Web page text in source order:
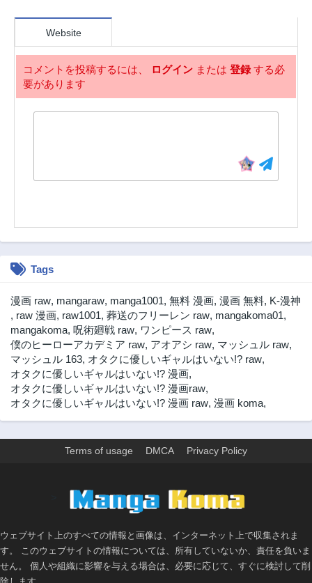
第344話
3ヶ月前
第342話
3ヶ月前
第341話
3ヶ月前
第340話
3ヶ月前 3ヶ月前
第330話
第328話
3ヶ月前
第327話
3ヶ月前
第326話
3ヶ月前
第325話
3ヶ月前
第324話
3ヶ月前
第323話
3ヶ月前
第322話 第321話
第319話
第317話
3ヶ月前
3ヶ月前 3ヶ月前
第314話
3ヶ月前
第313話
Website
コメントを投稿するには、 ログイン または 登録する必
要があります
Tags
漫画 raw, mangaraw, manga1001, 無料 漫画, 漫画 無料, K-漫神
, raw 漫画, raw1001, 葬送のフリーレン raw, mangakoma01,
mangakoma, 呪術廻戦 raw, ワンピース raw,
僕のヒーローアカデミア raw, アオアシ raw, マッシュル raw,
マッシュル 163, オタクに優しいギャルはいない!? raw,
オタクに優しいギャルはいない!? 漫画,
オタクに優しいギャルはいない!? 漫画raw,
オタクに優しいギャルはいない!? 漫画 raw, 漫画 koma,
Terms of usage DMCA Privacy Policy
ウェブサイト上のすべての情報と画像は、インターネット上で収集されま
す。 このウェブサイトの情報については、所有していないか、責任を負いま
せん。 個人や組織に影響を与える場合は、必要に応じて、すぐに検討して削